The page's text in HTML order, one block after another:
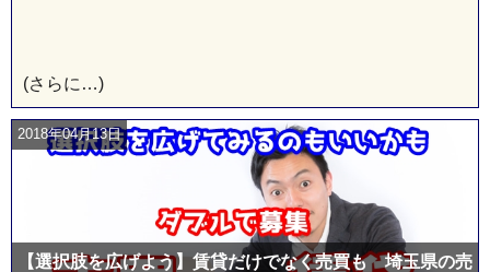
(さらに…)
2018年04月13日
【選択肢を広げよう】賃貸だけでなく売買も 埼玉県の売